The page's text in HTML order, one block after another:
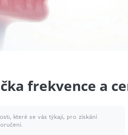
frekvence a
které se vás týkají, pro získání